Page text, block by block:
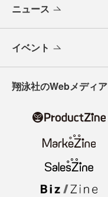
ニュース
イベント
翔泳社のWebメディア